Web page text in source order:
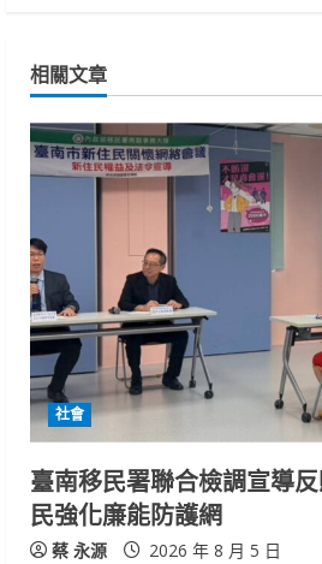
n
u
e
R
e
a
d
i
n
g
相關文章
社會
臺南移民署聯合檢調宣導
民強化廉能防護網
蔡 永源 2026 年 8 月 5 日